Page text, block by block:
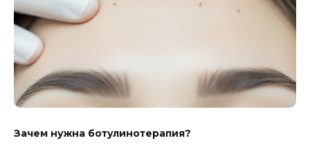
Зачем нужна ботулинотерапия?